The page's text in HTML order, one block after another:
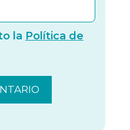
la Política de